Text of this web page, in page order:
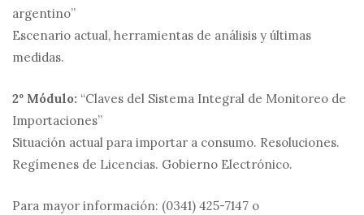
argentino”
Escenario actual, herramientas de análisis y últimas
medidas.
2º Módulo: “Claves del Sistema Integral de Monitoreo de
Importaciones”
Situación actual para importar a consumo. Resoluciones.
Regímenes de Licencias. Gobierno Electrónico.
Para mayor información: (0341) 425-7147 o